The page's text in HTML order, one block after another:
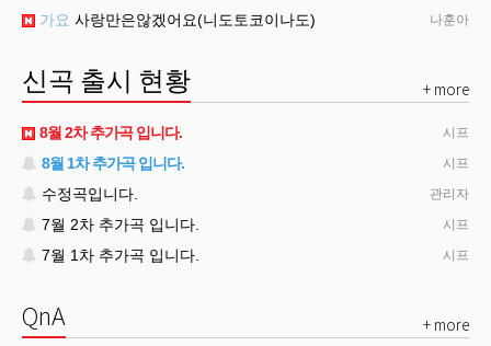
나훈아
가요 사랑만은않겠어요(니도토코이나도)
+ more
신곡 출시 현황
시프
8월 2차 추가곡 입니다.
시프
8월 1차 추가곡 입니다.
관리자
수정곡입니다.
시프
7월 2차 추가곡 입니다.
시프
7월 1차 추가곡 입니다.
+ more
QnA